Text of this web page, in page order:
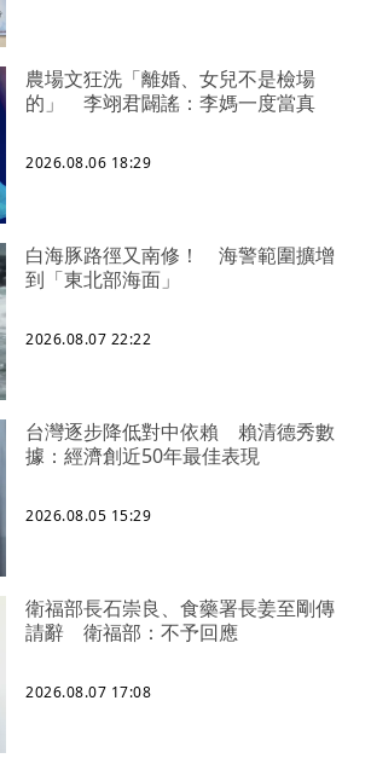
農場文狂洗「離婚、女兒不是檢場
的」 李翊君闢謠：李媽一度當真
2026.08.06 18:29
白海豚路徑又南修！ 海警範圍擴增
到「東北部海面」
2026.08.07 22:22
台灣逐步降低對中依賴 賴清德秀數
據：經濟創近50年最佳表現
2026.08.05 15:29
衛福部長石崇良、食藥署長姜至剛傳
請辭 衛福部：不予回應
2026.08.07 17:08